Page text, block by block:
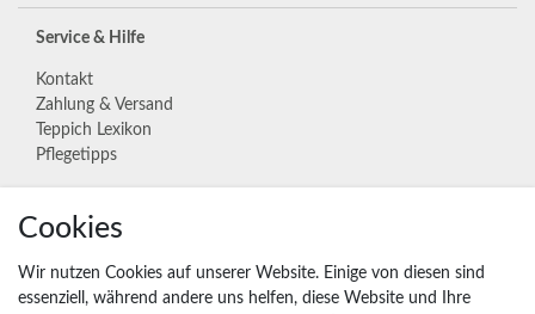
Service & Hilfe
Kontakt
Zahlung & Versand
Teppich Lexikon
Pflegetipps
Unternehmen
Widerrufs­recht
Vertrag widerrufen
Cookies
Wir nutzen Cookies auf unserer Website. Einige von diesen sind
essenziell, während andere uns helfen, diese Website und Ihre